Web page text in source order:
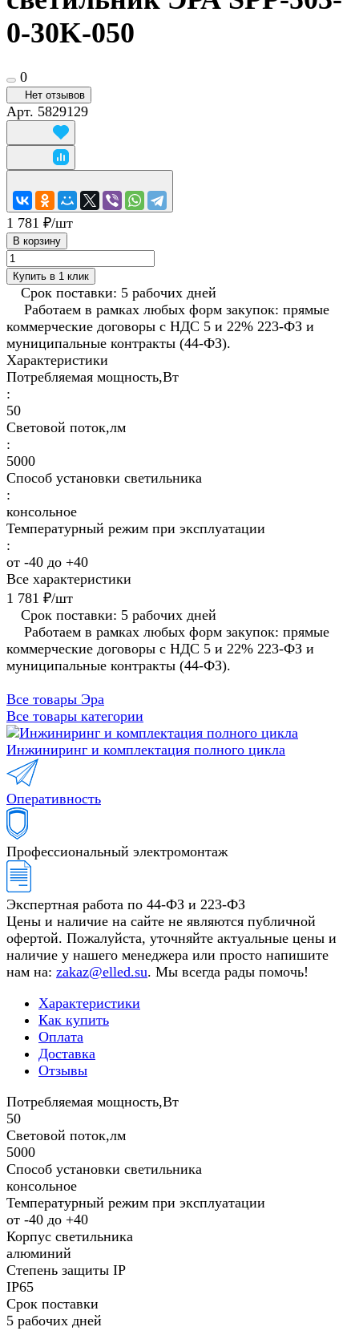
0-30K-050
0
Нет отзывов
Арт. 5829129
1 781 ₽/шт
В корзину
Купить в 1 клик
Срок поставки: 5 рабочих дней
Работаем в рамках любых форм закупок: прямые
коммерческие договоры с НДС 5 и 22% 223-ФЗ и
муниципальные контракты (44-ФЗ).
Характеристики
Потребляемая мощность,Вт
:
50
Световой поток,лм
:
5000
Способ установки светильника
:
консольное
Температурный режим при эксплуатации
:
от -40 до +40
Все характеристики
1 781 ₽/шт
Срок поставки: 5 рабочих дней
Работаем в рамках любых форм закупок: прямые
коммерческие договоры с НДС 5 и 22% 223-ФЗ и
муниципальные контракты (44-ФЗ).
Все товары Эра
Все товары категории
Инжиниринг и комплектация полного цикла
Оперативность
Профессиональный электромонтаж
Экспертная работа по 44-ФЗ и 223-ФЗ
Цены и наличие на сайте не являются публичной
офертой. Пожалуйста, уточняйте актуальные цены и
наличие у нашего менеджера или просто напишите
нам на: zakaz@elled.su. Мы всегда рады помочь!
Характеристики
Как купить
Оплата
Доставка
Отзывы
Потребляемая мощность,Вт
50
Световой поток,лм
5000
Способ установки светильника
консольное
Температурный режим при эксплуатации
от -40 до +40
Корпус светильника
алюминий
Степень защиты IP
IP65
Срок поставки
5 рабочих дней